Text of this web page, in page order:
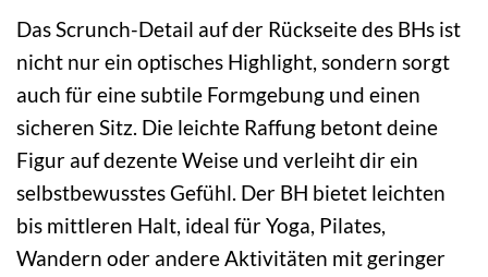
Das Scrunch-Detail auf der Rückseite des BHs ist
nicht nur ein optisches Highlight, sondern sorgt
auch für eine subtile Formgebung und einen
sicheren Sitz. Die leichte Raffung betont deine
Figur auf dezente Weise und verleiht dir ein
selbstbewusstes Gefühl. Der BH bietet leichten
bis mittleren Halt, ideal für Yoga, Pilates,
Wandern oder andere Aktivitäten mit geringer